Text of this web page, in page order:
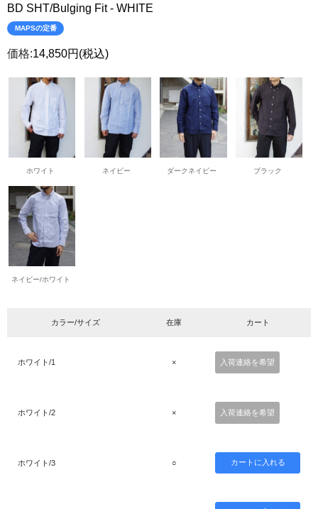
BD SHT/Bulging Fit - WHITE
MAPSの定番
価格:14,850円 (税込)
ホワイト ネイビー ダークネイビー ブラック
ネイビー/ホワイト
カラー/サイズ 在庫 カート
ホワイト/1 × 入荷連絡を希望
ホワイト/2 × 入荷連絡を希望
ホワイト/3 ○